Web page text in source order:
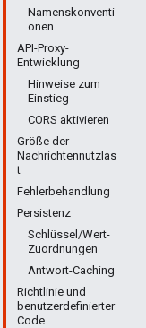
Namenskonventi
onen
API-Proxy-
Entwicklung
Hinweise zum
Einstieg
CORS aktivieren
Größe der
Nachrichtennutzlas
t
Fehlerbehandlung
Persistenz
Schlüssel/Wert-
Zuordnungen
Antwort-Caching
Richtlinie und
benutzerdefinierter
Code